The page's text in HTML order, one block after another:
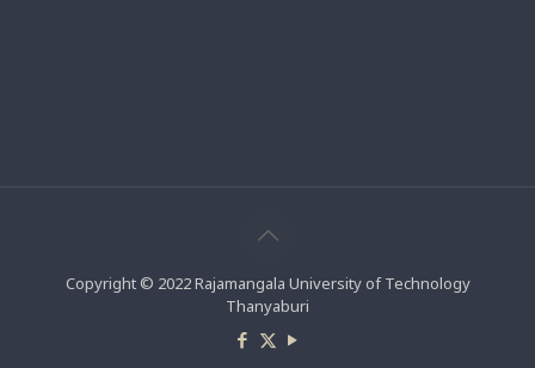
Copyright © 2022 Rajamangala University of Technology
Thanyaburi